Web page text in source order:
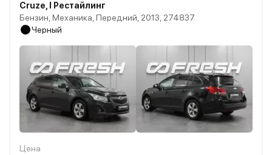
Cruze, I Рестайлинг
Бензин, Механика, Передний, 2013, 274837
Черный
Цена